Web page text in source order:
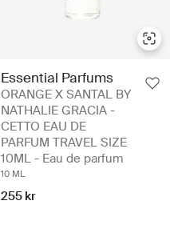
Essential Parfums
ORANGE X SANTAL BY
NATHALIE GRACIA -
CETTO EAU DE
PARFUM TRAVEL SIZE
10ML - Eau de parfum
10 ML
255 kr